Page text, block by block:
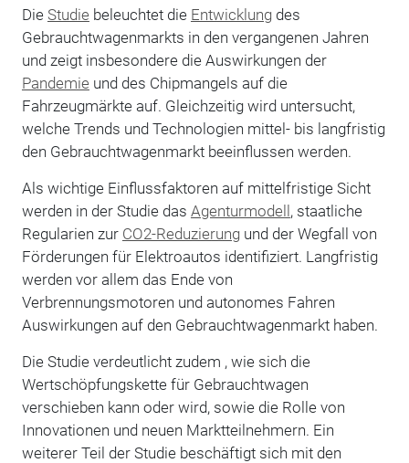
Die Studie beleuchtet die Entwicklungdes
Gebrauchtwagenmarkts in den vergangenen Jahren
und zeigt insbesondere die Auswirkungen der
Pandemie und des Chipmangels auf die
Fahrzeugmärkte auf. Gleichzeitig wird untersucht,
welche Trends und Technologien mittel- bis langfristig
den Gebrauchtwagenmarkt beeinflussen werden.
Als wichtige Einflussfaktoren auf mittelfristige Sicht
werden in der Studie das Agenturmodell, staatliche
Regularien zur CO2-Reduzierungund der Wegfall von
Förderungen für Elektroautos identifiziert. Langfristig
werden vor allem das Ende von
Verbrennungsmotoren und autonomes Fahren
Auswirkungen auf den Gebrauchtwagenmarkt haben.
Die Studie verdeutlicht zudem , wie sich die
Wertschöpfungskette für Gebrauchtwagen
verschieben kann oder wird, sowie die Rolle von
Innovationen und neuen Marktteilnehmern. Ein
weiterer Teil der Studie beschäftigt sich mit den